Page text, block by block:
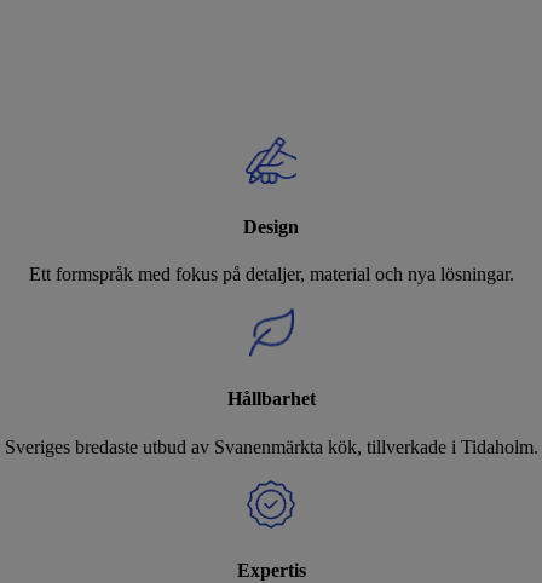
Design
Ett formspråk med fokus på detaljer, material och nya lösningar.
Hållbarhet
Sveriges bredaste utbud av Svanenmärkta kök, tillverkade i Tidaholm.
Expertis